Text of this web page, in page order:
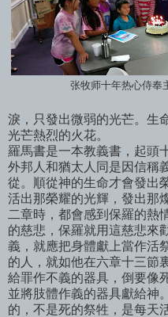
张牧师十年热心侍奉
淚，只發出微弱的光芒。生
光芒熱烈的火花。
羅馬書是一本教義書，起頭
外邦人和猶太人同是因信稱
從。順從神的生命才會發出
活出那榮耀的光輝，發出那
二章時，都會感到保羅的熱
的慈悲，保羅就用這慈悲來
義，就應把身體獻上當作活
的人，就如他在六章十三節
給罪作不義的器具，倒要像
並將肢體作義的器具獻給神
的，不是死的祭牲，是每天